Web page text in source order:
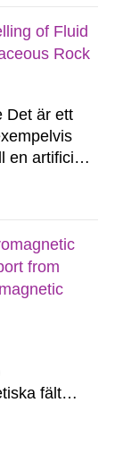
inducerad
of Fluid
Rock
Det är ett
en artificiell
med
till följd av
from
fält